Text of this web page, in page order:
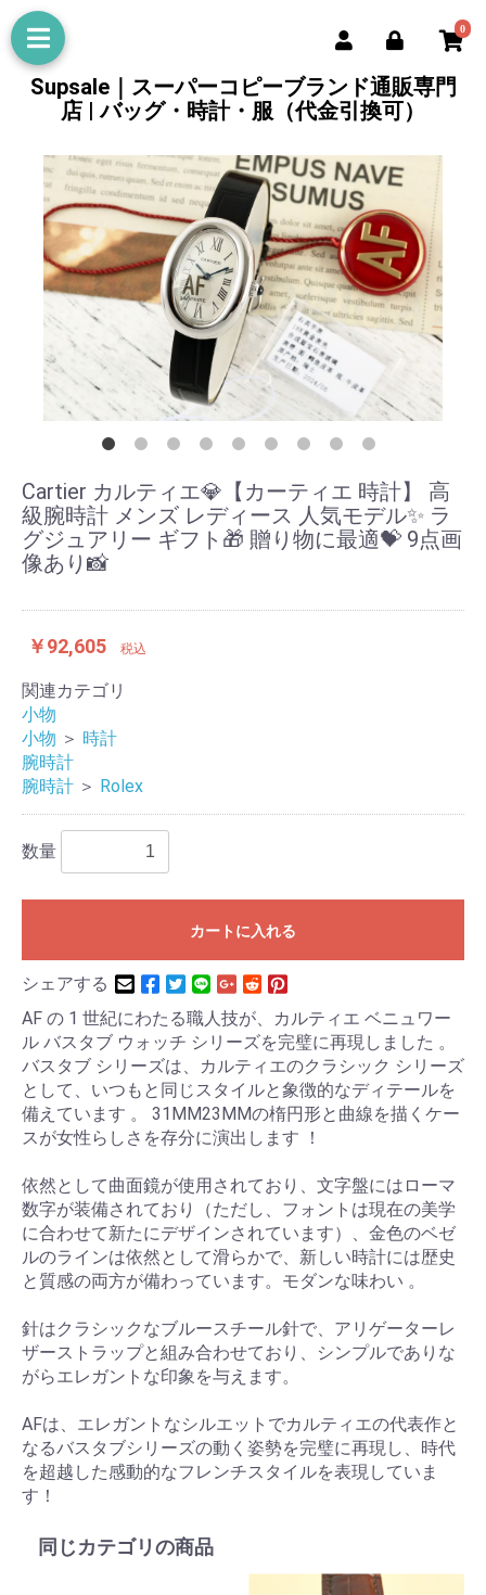
0
Supsale｜スーパーコピーブランド通販専門
店 | バッグ・時計・服（代金引換可）
Cartier カルティエ💎【カーティエ 時計】 高
級腕時計 メンズ レディース 人気モデル✨ ラ
グジュアリー ギフト🎁 贈り物に最適💝 9点画
像あり📸
￥92,605 税込
関連カテゴリ
小物
小物 ＞ 時計
腕時計
腕時計 ＞ Rolex
数量
カートに入れる
シェアする
AF の 1 世紀にわたる職人技が、カルティエ ベニュワー
ル バスタブ ウォッチ シリーズを完璧に再現しました 。
バスタブ シリーズは、カルティエのクラシック シリーズ
として、いつもと同じスタイルと象徴的なディテールを
備えています 。 31MM23MMの楕円形と曲線を描くケー
スが女性らしさを存分に演出します ！
依然として曲面鏡が使用されており、文字盤にはローマ
数字が装備されており（ただし、フォントは現在の美学
に合わせて新たにデザインされています）、金色のベゼ
ルのラインは依然として滑らかで、新しい時計には歴史
と質感の両方が備わっています。モダンな味わい 。
針はクラシックなブルースチール針で、アリゲーターレ
ザーストラップと組み合わせており、シンプルでありな
がらエレガントな印象を与えます。
AFは、エレガントなシルエットでカルティエの代表作と
なるバスタブシリーズの動く姿勢を完璧に再現し、時代
を超越した感動的なフレンチスタイルを表現していま
す！
同じカテゴリの商品